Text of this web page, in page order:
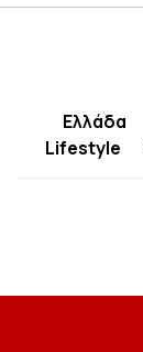
Ελλάδα
Lifestyle